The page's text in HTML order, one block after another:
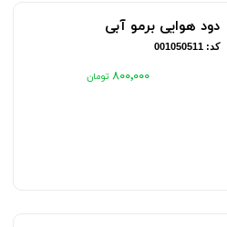
دود هوایی برمو آبی
کد: 001050511
۸۰۰٬۰۰۰